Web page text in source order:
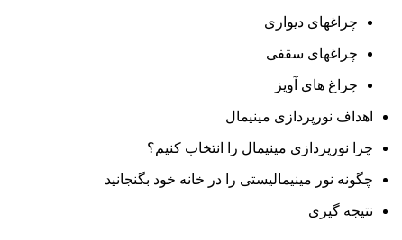
چراغهای دیواری
چراغهای سقفی
چراغ های آویز
اهداف نورپردازی مینیمال
چرا نورپردازی مینیمال را انتخاب کنیم؟
چگونه نور مینیمالیستی را در خانه خود بگنجانید
نتیجه گیری